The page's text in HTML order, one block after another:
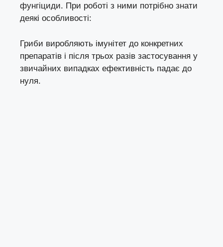
фунгіциди. При роботі з ними потрібно знати
деякі особливості:
Гриби виробляють імунітет до конкретних
препаратів і після трьох разів застосування у
звичайних випадках ефективність падає до
нуля.